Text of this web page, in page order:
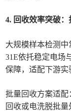
4. 回收效率突破
大规模样本检测
31E依托稳定电场
保障，适配下游实
批量回收方案适配
回收或电洗脱批